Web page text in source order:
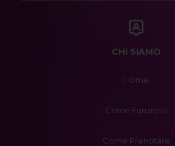
CHI SIAMO
Home
Come Funziona
Come Prenotare